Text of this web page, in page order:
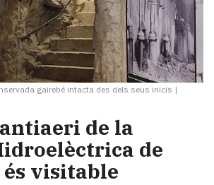
gairebé intacta des dels seus inicis |
de la
de
visitable